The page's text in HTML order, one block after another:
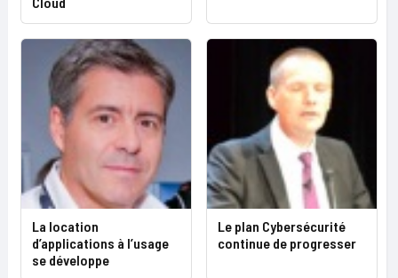
La location
d’applications à l’usage
se développe
Le plan Cybersécurité
continue de progresser